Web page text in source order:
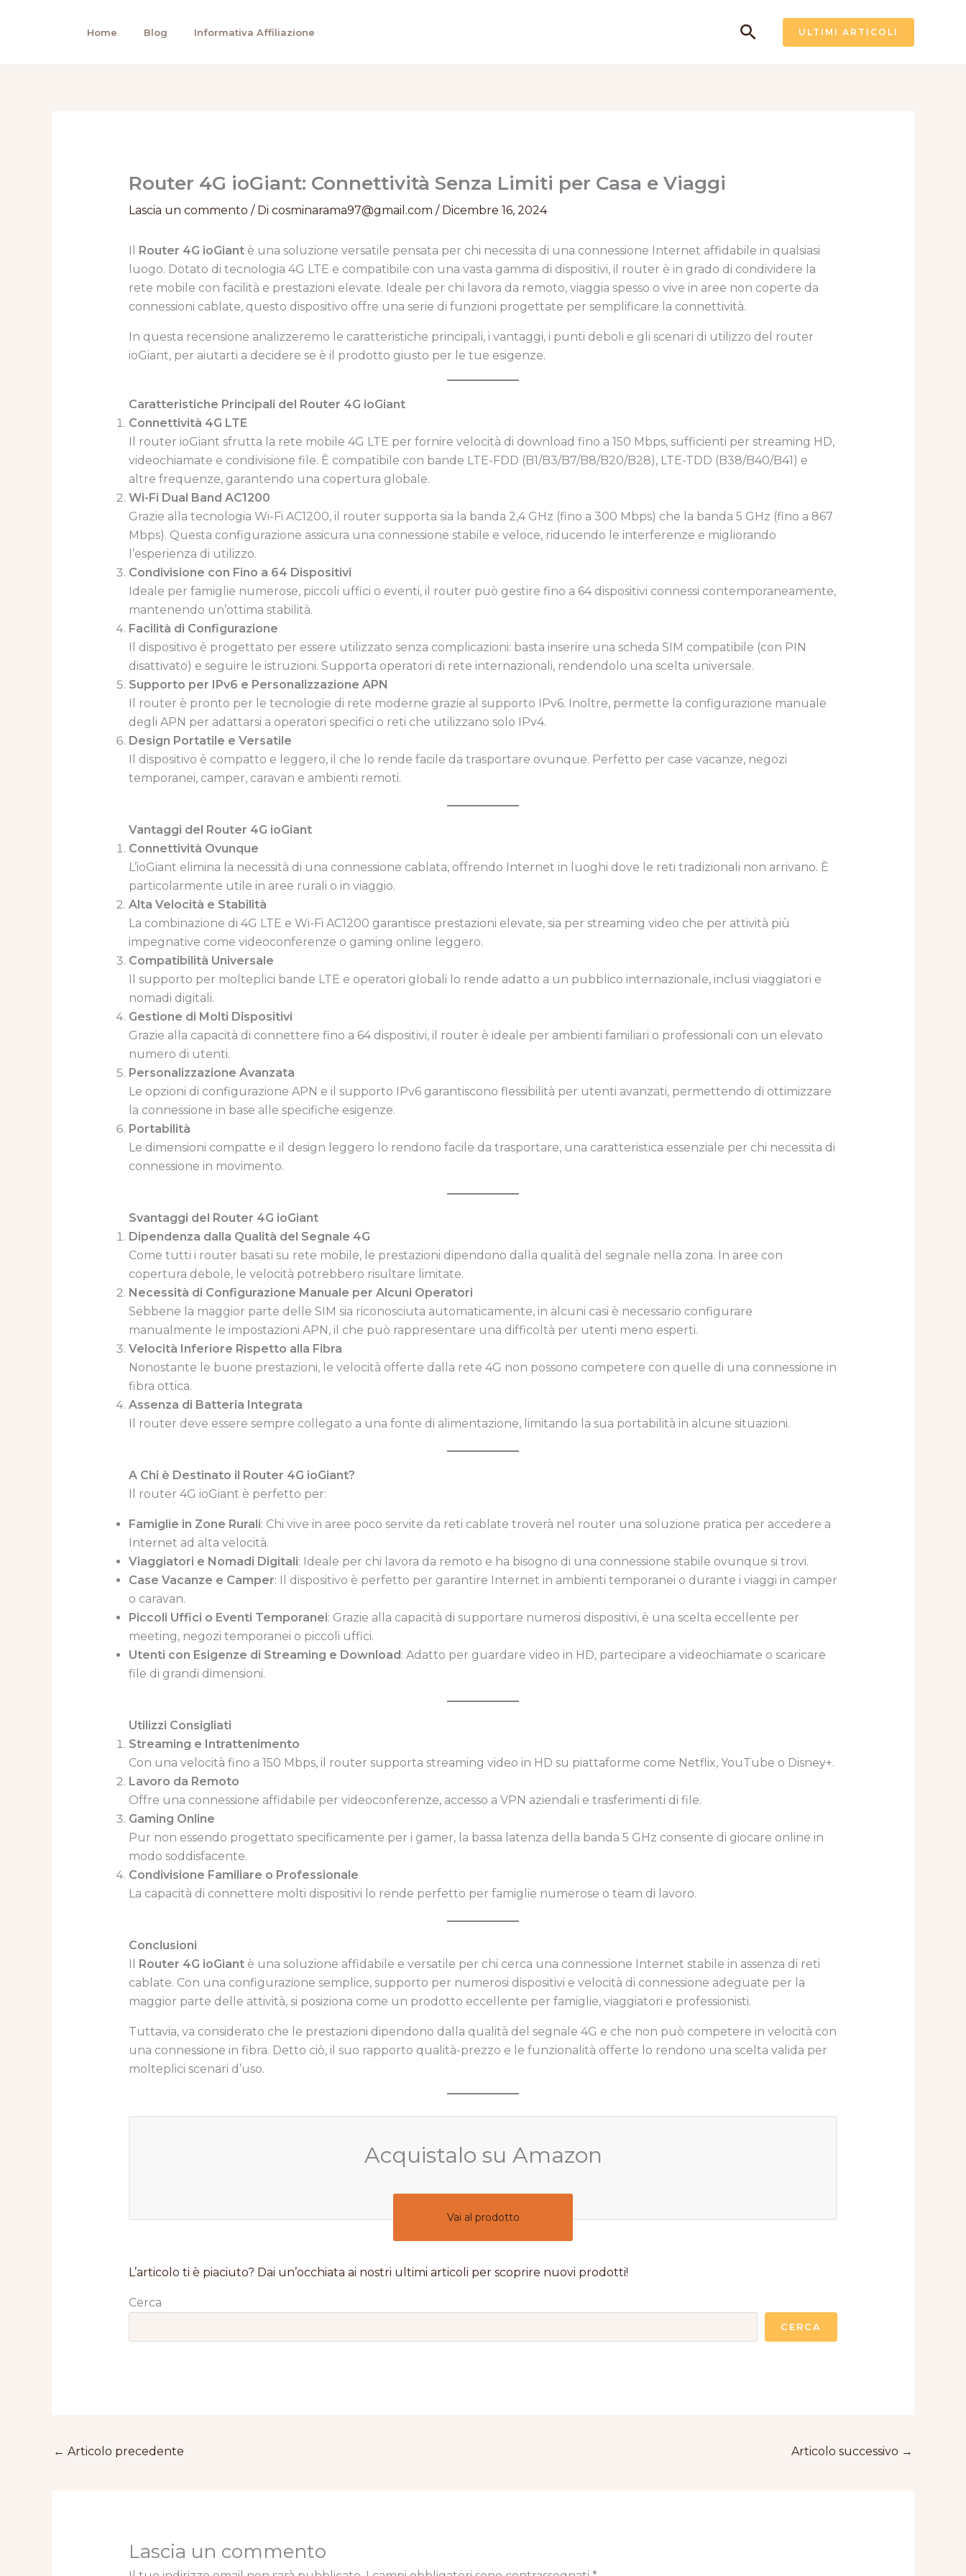
Home Blog Informativa Affiliazione Cerca ULTIMI ARTICOLI
Router 4G ioGiant: Connettività Senza Limiti per Casa e Viaggi
Lascia un commento / Di cosminarama97@gmail.com / Dicembre 16, 2024
Router 4G ioGiantè una soluzione versatile pensata per chi necessita di una connessione Internet affidabile in qualsiasi
luogo. Dotato di tecnologia 4G LTE e compatibile con una vasta gamma di dispositivi, il router è in grado di condividere la
rete mobile con facilità e prestazioni elevate. Ideale per chi lavora da remoto, viaggia spesso o vive in aree non coperte da
connessioni cablate, questo dispositivo offre una serie di funzioni progettate per semplificare la connettività.
In questa recensione analizzeremo le caratteristiche principali, i vantaggi, i punti deboli e gli scenari di utilizzo del router
ioGiant, per aiutarti a decidere se è il prodotto giusto per le tue esigenze.
Caratteristiche Principali del Router 4G ioGiant
Connettività 4G LTE
Il router ioGiant sfrutta la rete mobile 4G LTE per fornire velocità di download fino a 150 Mbps, sufficienti per streaming HD,
videochiamate e condivisione file. È compatibile con bande LTE-FDD (B1/B3/B7/B8/B20/B28), LTE-TDD (B38/B40/B41) e
altre frequenze, garantendo una copertura globale.
Wi-Fi Dual Band AC1200
Grazie alla tecnologia Wi-Fi AC1200, il router supporta sia la banda 2,4 GHz (fino a 300 Mbps) che la banda 5 GHz (fino a 867
Mbps). Questa configurazione assicura una connessione stabile e veloce, riducendo le interferenze e migliorando
l’esperienza di utilizzo.
Condivisione con Fino a 64 Dispositivi
Ideale per famiglie numerose, piccoli uffici o eventi, il router può gestire fino a 64 dispositivi connessi contemporaneamente,
mantenendo un’ottima stabilità.
Facilità di Configurazione
Il dispositivo è progettato per essere utilizzato senza complicazioni: basta inserire una scheda SIM compatibile (con PIN
disattivato) e seguire le istruzioni. Supporta operatori di rete internazionali, rendendolo una scelta universale.
Supporto per IPv6 e Personalizzazione APN
Il router è pronto per le tecnologie di rete moderne grazie al supporto IPv6. Inoltre, permette la configurazione manuale
degli APN per adattarsi a operatori specifici o reti che utilizzano solo IPv4.
Design Portatile e Versatile
Il dispositivo è compatto e leggero, il che lo rende facile da trasportare ovunque. Perfetto per case vacanze, negozi
temporanei, camper, caravan e ambienti remoti.
Vantaggi del Router 4G ioGiant
Connettività Ovunque
L’ioGiant elimina la necessità di una connessione cablata, offrendo Internet in luoghi dove le reti tradizionali non arrivano. È
particolarmente utile in aree rurali o in viaggio.
Alta Velocità e Stabilità
La combinazione di 4G LTE e Wi-Fi AC1200 garantisce prestazioni elevate, sia per streaming video che per attività più
impegnative come videoconferenze o gaming online leggero.
Compatibilità Universale
Il supporto per molteplici bande LTE e operatori globali lo rende adatto a un pubblico internazionale, inclusi viaggiatori e
nomadi digitali.
Gestione di Molti Dispositivi
Grazie alla capacità di connettere fino a 64 dispositivi, il router è ideale per ambienti familiari o professionali con un elevato
numero di utenti.
Personalizzazione Avanzata
Le opzioni di configurazione APN e il supporto IPv6 garantiscono flessibilità per utenti avanzati, permettendo di ottimizzare
la connessione in base alle specifiche esigenze.
Portabilità
Le dimensioni compatte e il design leggero lo rendono facile da trasportare, una caratteristica essenziale per chi necessita di
connessione in movimento.
Svantaggi del Router 4G ioGiant
Dipendenza dalla Qualità del Segnale 4G
Come tutti i router basati su rete mobile, le prestazioni dipendono dalla qualità del segnale nella zona. In aree con
copertura debole, le velocità potrebbero risultare limitate.
Necessità di Configurazione Manuale per Alcuni Operatori
Sebbene la maggior parte delle SIM sia riconosciuta automaticamente, in alcuni casi è necessario configurare
manualmente le impostazioni APN, il che può rappresentare una difficoltà per utenti meno esperti.
Velocità Inferiore Rispetto alla Fibra
Nonostante le buone prestazioni, le velocità offerte dalla rete 4G non possono competere con quelle di una connessione in
fibra ottica.
Assenza di Batteria Integrata
Il router deve essere sempre collegato a una fonte di alimentazione, limitando la sua portabilità in alcune situazioni.
A Chi è Destinato il Router 4G ioGiant?
Il router 4G ioGiant è perfetto per:
Famiglie in Zone Rurali: Chi vive in aree poco servite da reti cablate troverà nel router una soluzione pratica per accedere a
Internet ad alta velocità.
Viaggiatori e Nomadi Digitali: Ideale per chi lavora da remoto e ha bisogno di una connessione stabile ovunque si trovi.
Case Vacanze e Camper: Il dispositivo è perfetto per garantire Internet in ambienti temporanei o durante i viaggi in camper
o caravan.
Piccoli Uffici o Eventi Temporanei: Grazie alla capacità di supportare numerosi dispositivi, è una scelta eccellente per
meeting, negozi temporanei o piccoli uffici.
Utenti con Esigenze di Streaming e Download : Adatto per guardare video in HD, partecipare a videochiamate o scaricare
file di grandi dimensioni.
Utilizzi Consigliati
Streaming e Intrattenimento
Con una velocità fino a 150 Mbps, il router supporta streaming video in HD su piattaforme come Netflix, YouTube o Disney+.
Lavoro da Remoto
Offre una connessione affidabile per videoconferenze, accesso a VPN aziendali e trasferimenti di file.
Gaming Online
Pur non essendo progettato specificamente per i gamer, la bassa latenza della banda 5 GHz consente di giocare online in
modo soddisfacente.
Condivisione Familiare o Professionale
La capacità di connettere molti dispositivi lo rende perfetto per famiglie numerose o team di lavoro.
Conclusioni
Router 4G ioGiantè una soluzione affidabile e versatile per chi cerca una connessione Internet stabile in assenza di reti
cablate. Con una configurazione semplice, supporto per numerosi dispositivi e velocità di connessione adeguate per la
maggior parte delle attività, si posiziona come un prodotto eccellente per famiglie, viaggiatori e professionisti.
Tuttavia, va considerato che le prestazioni dipendono dalla qualità del segnale 4G e che non può competere in velocità con
una connessione in fibra. Detto ciò, il suo rapporto qualità-prezzo e le funzionalità offerte lo rendono una scelta valida per
molteplici scenari d’uso.
Acquistalo su Amazon
Vai al prodotto
L’articolo ti è piaciuto? Dai un’occhiata ai nostri ultimi articoli per scoprire nuovi prodotti!
Cerca
CERCA
← Articolo precedente Articolo successivo →
Lascia un commento